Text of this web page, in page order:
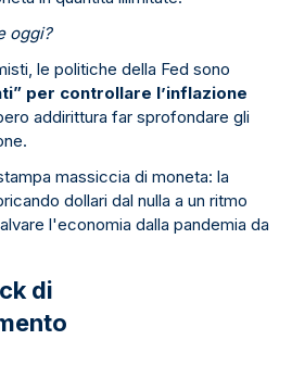
oggi?
le politiche della Fed sono
per controllare l’inflazione
addirittura far sprofondare gli
massiccia di moneta: la
dollari dal nulla a un ritmo
l'economia dalla pandemia da
di